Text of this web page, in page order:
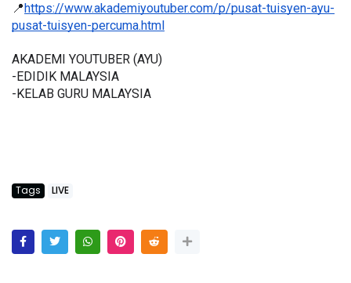
📍 https://www.akademiyoutuber.com/p/pusat-tuisyen-ayu-
pusat-tuisyen-percuma.html
AKADEMI YOUTUBER (AYU)
-EDIDIK MALAYSIA
-KELAB GURU MALAYSIA
Tags LIVE